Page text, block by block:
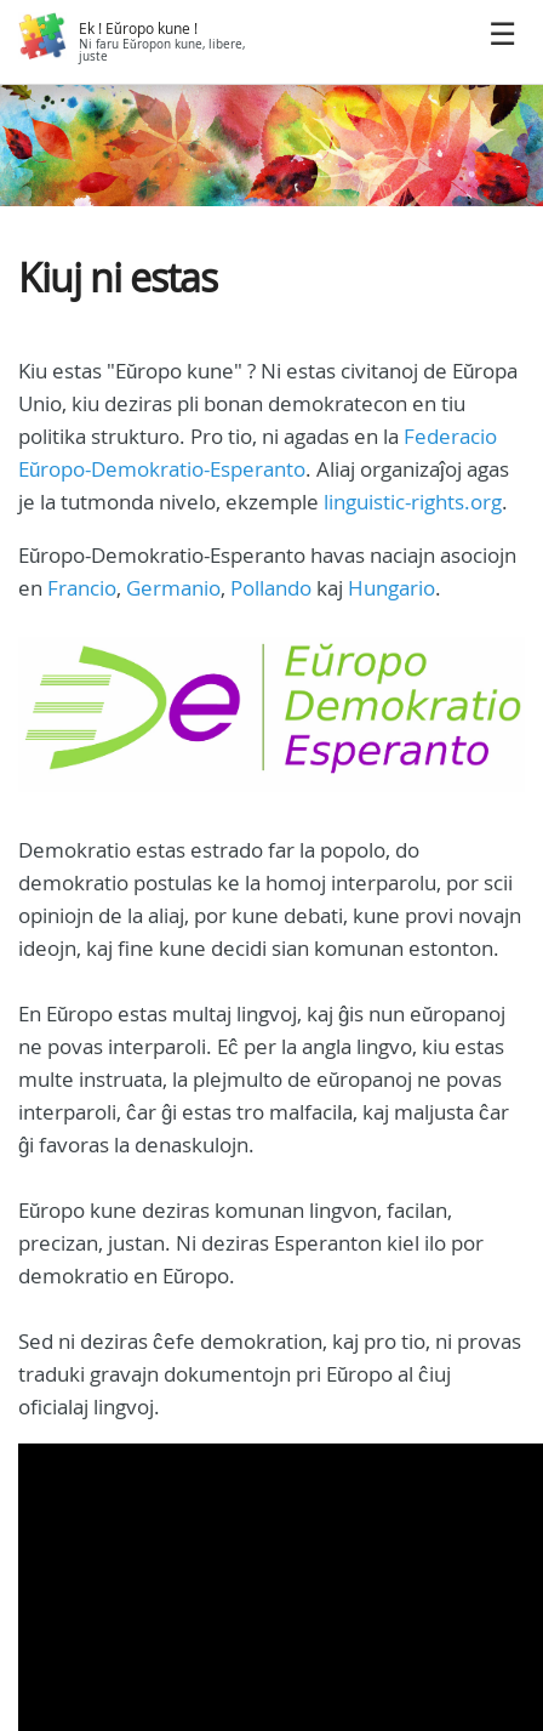
Ek ! Eŭropo kune !
Ni faru Eŭropon kune, libere,
juste
Kiuj ni estas
Kiu estas "Eŭropo kune" ? Ni estas civitanoj de Eŭropa
Unio, kiu deziras pli bonan demokratecon en tiu
politika strukturo. Pro tio, ni agadas en la Federacio
Eŭropo-Demokratio-Esperanto. Aliaj organizaĵoj agas
je la tutmonda nivelo, ekzemple linguistic-rights.org.
Eŭropo-Demokratio-Esperanto havas naciajn asociojn
en Francio, Germanio, Pollando kaj Hungario.
Demokratio estas estrado far la popolo, do
demokratio postulas ke la homoj interparolu, por scii
opiniojn de la aliaj, por kune debati, kune provi novajn
ideojn, kaj fine kune decidi sian komunan estonton.
En Eŭropo estas multaj lingvoj, kaj ĝis nun eŭropanoj
ne povas interparoli. Eĉ per la angla lingvo, kiu estas
multe instruata, la plejmulto de eŭropanoj ne povas
interparoli, ĉar ĝi estas tro malfacila, kaj maljusta ĉar
ĝi favoras la denaskulojn.
Eŭropo kune deziras komunan lingvon, facilan,
precizan, justan. Ni deziras Esperanton kiel ilo por
demokratio en Eŭropo.
Sed ni deziras ĉefe demokration, kaj pro tio, ni provas
traduki gravajn dokumentojn pri Eŭropo al ĉiuj
oficialaj lingvoj.